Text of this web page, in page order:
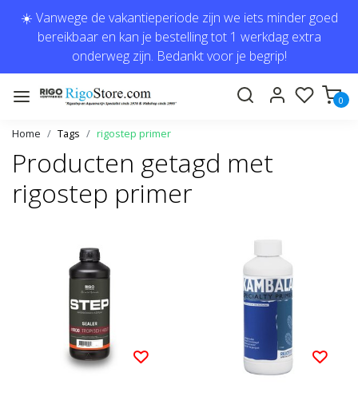
☀️ Vanwege de vakantieperiode zijn we iets minder goed
bereikbaar en kan je bestelling tot 1 werkdag extra
onderweg zijn. Bedankt voor je begrip!
0
Home Tags rigostep primer
Producten getagd met
rigostep primer